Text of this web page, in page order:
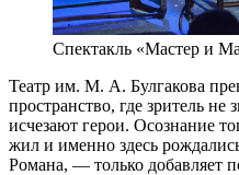
Спектакль «Мастер и
Театр им. М. А. Булгакова
пространство, где зритель не
исчезают герои. Осознание
жил и именно здесь
Романа, — только добавляет